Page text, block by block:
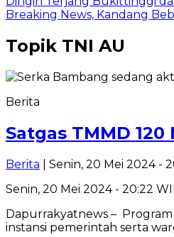
Breaking News, Kandang
Topik TNI AU
Berita
Satgas TMMD
Berita | Senin, 20 Mei 2024 -
Senin, 20 Mei 2024 - 20:22
Dapurrakyatnews –
instansi pemerintah serta